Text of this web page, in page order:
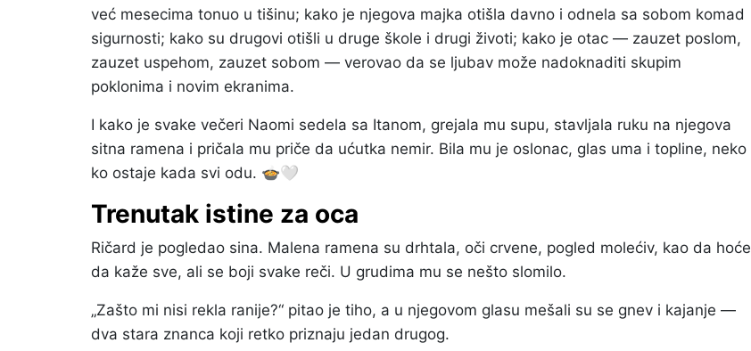
već mesecima tonuo u tišinu; kako je njegova majka otišla davno i odnela sa sobom komad
sigurnosti; kako su drugovi otišli u druge škole i drugi životi; kako je otac — zauzet poslom,
zauzet uspehom, zauzet sobom — verovao da se ljubav može nadoknaditi skupim
poklonima i novim ekranima.
I kako je svake večeri Naomi sedela sa Itanom, grejala mu supu, stavljala ruku na njegova
sitna ramena i pričala mu priče da ućutka nemir. Bila mu je oslonac, glas uma i topline, neko
ko ostaje kada svi odu. 🍲🤍
Trenutak istine za oca
Ričard je pogledao sina. Malena ramena su drhtala, oči crvene, pogled molećiv, kao da hoće
da kaže sve, ali se boji svake reči. U grudima mu se nešto slomilo.
„Zašto mi nisi rekla ranije?“ pitao je tiho, a u njegovom glasu mešali su se gnev i kajanje —
dva stara znanca koji retko priznaju jedan drugog.